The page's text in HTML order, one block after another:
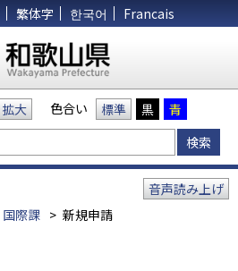
繁体字 한국어 Francais
拡大 色合い 標準 黒 青
国際課 > 新規申請
音声読み上げ